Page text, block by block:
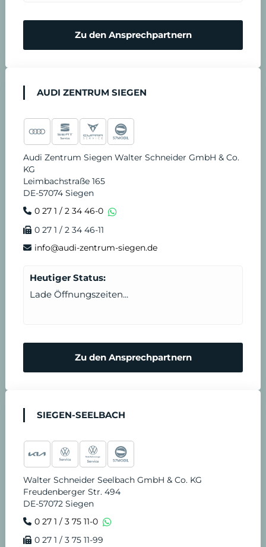
r
Zu den Ansprechpartnern
AUDI ZENTRUM SIEGEN
Audi Zentrum Siegen Walter Schneider GmbH & Co.
KG
Leimbachstraße 165
DE-57074 Siegen
0 27 1 / 2 34 46-0
0 27 1 / 2 34 46-11
info@audi-zentrum-siegen.de
Heutiger Status:
Lade Öffnungszeiten...
Zu den Ansprechpartnern
SIEGEN-SEELBACH
Walter Schneider Seelbach GmbH & Co. KG
Freudenberger Str. 494
DE-57072 Siegen
0 27 1 / 3 75 11-0
0 27 1 / 3 75 11-99